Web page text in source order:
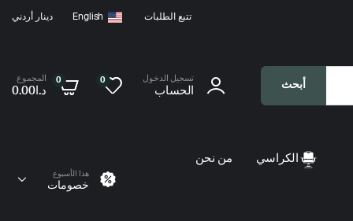
تتبع الطلبات English دينار أردني
أبحث
تسجيل الدخول
الحساب
0
0 المجموع
د.ا0.00
الكراسي من نحن
هذا الأسبوع
خصومات